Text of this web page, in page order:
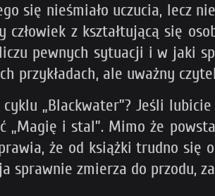
się nieśmiało uczucia, lecz
z kształtującą się
pewnych sytuacji i w jaki
przykładach, ale uważny
„Blackwater”? Jeśli
i stal”. Mimo że
że od książki trudno
sprawnie zmierza do przodu,